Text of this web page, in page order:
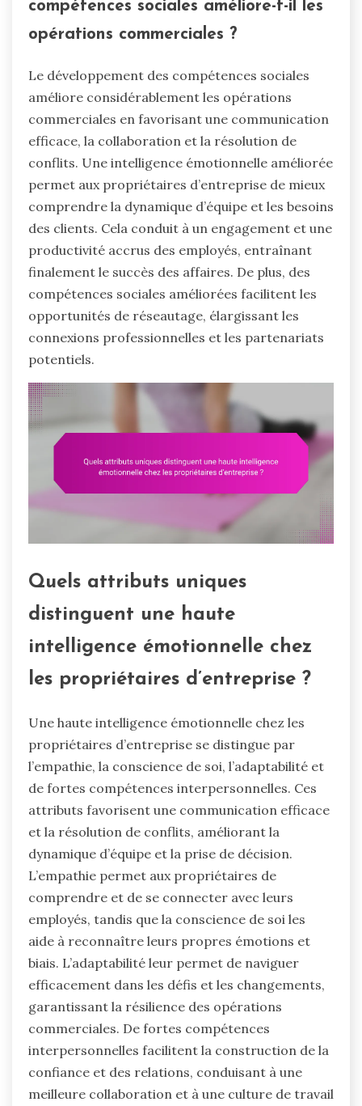
compétences sociales améliore-t-il les
opérations commerciales ?
Le développement des compétences sociales
améliore considérablement les opérations
commerciales en favorisant une communication
efficace, la collaboration et la résolution de
conflits. Une intelligence émotionnelle améliorée
permet aux propriétaires d’entreprise de mieux
comprendre la dynamique d’équipe et les besoins
des clients. Cela conduit à un engagement et une
productivité accrus des employés, entraînant
finalement le succès des affaires. De plus, des
compétences sociales améliorées facilitent les
opportunités de réseautage, élargissant les
connexions professionnelles et les partenariats
potentiels.
Quels attributs uniques
distinguent une haute
intelligence émotionnelle chez
les propriétaires d’entreprise ?
Une haute intelligence émotionnelle chez les
propriétaires d’entreprise se distingue par
l’empathie, la conscience de soi, l’adaptabilité et
de fortes compétences interpersonnelles. Ces
attributs favorisent une communication efficace
et la résolution de conflits, améliorant la
dynamique d’équipe et la prise de décision.
L’empathie permet aux propriétaires de
comprendre et de se connecter avec leurs
employés, tandis que la conscience de soi les
aide à reconnaître leurs propres émotions et
biais. L’adaptabilité leur permet de naviguer
efficacement dans les défis et les changements,
garantissant la résilience des opérations
commerciales. De fortes compétences
interpersonnelles facilitent la construction de la
confiance et des relations, conduisant à une
meilleure collaboration et à une culture de travail